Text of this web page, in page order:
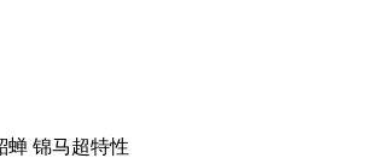
蝉 锦马超特性